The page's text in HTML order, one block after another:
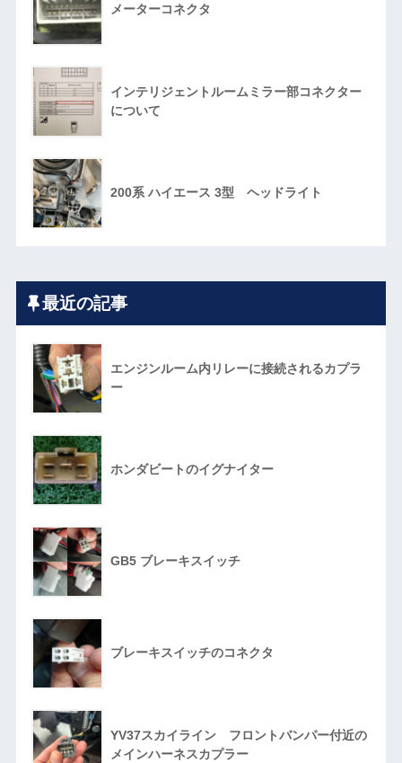
メーターコネクタ
インテリジェントルームミラー部コネクター
について
200系 ハイエース 3型 ヘッドライト
最近の記事
エンジンルーム内リレーに接続されるカプラ
ー
ホンダビートのイグナイター
GB5 ブレーキスイッチ
ブレーキスイッチのコネクタ
YV37スカイライン フロントバンパー付近の
メインハーネスカプラー